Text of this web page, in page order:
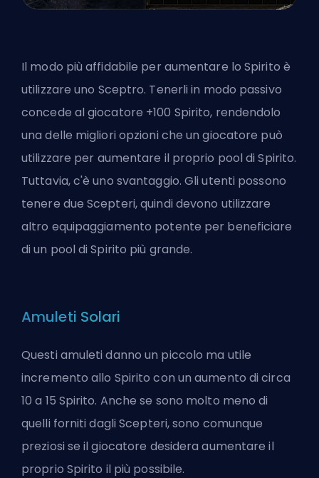
Il modo più affidabile per aumentare lo Spirito è
utilizzare uno Sceptro. Tenerli in modo passivo
concede al giocatore +100 Spirito, rendendolo
una delle migliori opzioni che un giocatore può
utilizzare per aumentare il proprio pool di Spirito.
Tuttavia, c'è uno svantaggio. Gli utenti possono
tenere due Scepteri, quindi devono utilizzare
altro equipaggiamento potente per beneficiare
di un pool di Spirito più grande.
Amuleti Solari
Questi amuleti danno un piccolo ma utile
incremento allo Spirito con un aumento di circa
10 a 15 Spirito. Anche se sono molto meno di
quelli forniti dagli Scepteri, sono comunque
preziosi se il giocatore desidera aumentare il
proprio Spirito il più possibile.